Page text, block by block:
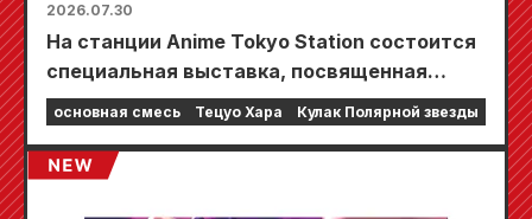
2026.07.30
На станции Anime Tokyo Station состоится
специальная выставка, посвященная
фильму «Кулак Северной звезды»!!
основная смесь Тецуо Хара Кулак Полярной звезды